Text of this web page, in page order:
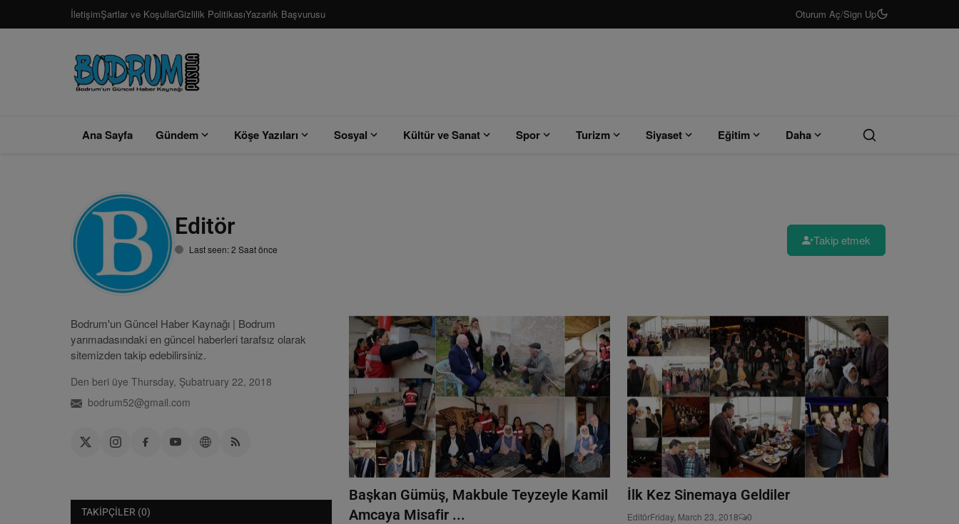
İletişimŞartlar ve KoşullarGizlilik PolitikasıYazarlık Başvurusu Oturum Aç/Sign Up
Ana Sayfa Gündem Köşe Yazıları Sosyal Kültür ve Sanat Spor Turizm Siyaset Eğitim Daha
Editör
Last seen: 2 Saat önce
Takip etmek
Bodrum'un Güncel Haber Kaynağı | Bodrum
yarımadasındaki en güncel haberleri tarafsız olarak
sitemizden takip edebilirsiniz.
Den beri üye Thursday, Şubatruary 22, 2018
bodrum52@gmail.com
TAKIPÇILER (0)
Başkan Gümüş, Makbule Teyzeyle Kamil
Amcaya Misafir ...
İlk Kez Sinemaya Geldiler
EditörFriday, March 23, 2018 0